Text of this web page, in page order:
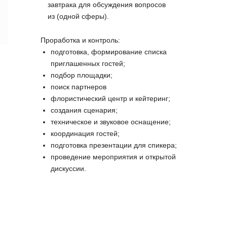
завтрака для обсуждения вопросов
из (одной сферы).
Проработка и контроль:
подготовка, формирование списка
приглашенных гостей;
подбор площадки;
поиск партнеров
флористический центр и кейтеринг;
создания сценария;
техническое и звуковое оснащение;
координация гостей;
подготовка презентации для спикера;
проведение мероприятия и открытой
дискуссии.